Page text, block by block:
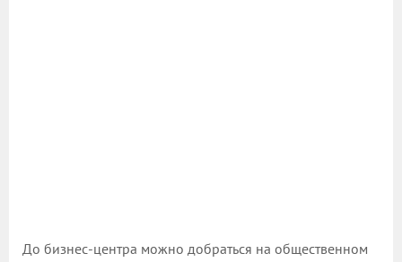
До бизнес-центра можно добраться на общественном